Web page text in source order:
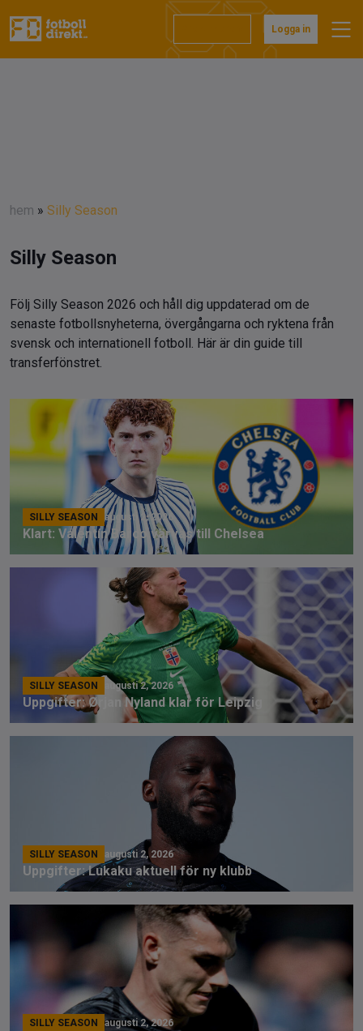
Logga in
hem » Silly Season
Silly Season
Följ Silly Season 2026 och håll dig uppdaterad om de
senaste fotbollsnyheterna, övergångarna och ryktena från
svensk och internationell fotboll. Här är din guide till
transferfönstret.
SILLY SEASON augusti 2, 2026
Klart: Valentín Barco värvas till Chelsea
SILLY SEASON augusti 2, 2026
Uppgifter: Ørjan Nyland klar för Leipzig
SILLY SEASON augusti 2, 2026
Uppgifter: Lukaku aktuell för ny klubb
SILLY SEASON augusti 2, 2026